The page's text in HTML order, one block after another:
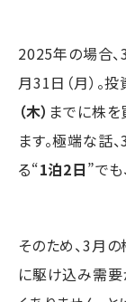
2025年の場合
月31日（月）。
（木） までに株
ます。極端な話
る“1泊2日”で
そのため、3月
に駆け込み需要